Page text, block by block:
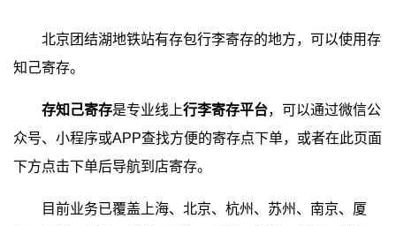
北京团结湖地铁站有存包行李寄存的地方，可以使用存
知己寄存。
存知己寄存是专业线上行李寄存平台，可以通过微信公
众号、小程序或APP查找方便的寄存点下单，或者在此页面
下方点击下单后导航到店寄存。
目前业务已覆盖上海、北京、杭州、苏州、南京、厦